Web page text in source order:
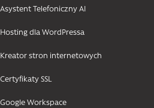
Asystent Telefoniczny AI
Hosting dla WordPressa
Kreator stron internetowych
Certyfikaty SSL
Google Workspace